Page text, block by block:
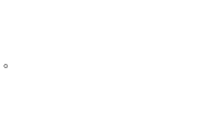
。